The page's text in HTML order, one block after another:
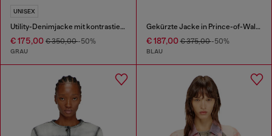
UNISEX
Utility-Denimjacke mit kontrastierendem Kragen
€ 175,00 € 350,00-50%
GRAU
Gekürzte Jacke in Prince-of-Wales-Denim
€ 187,00€ 375,00-50%
BLAU